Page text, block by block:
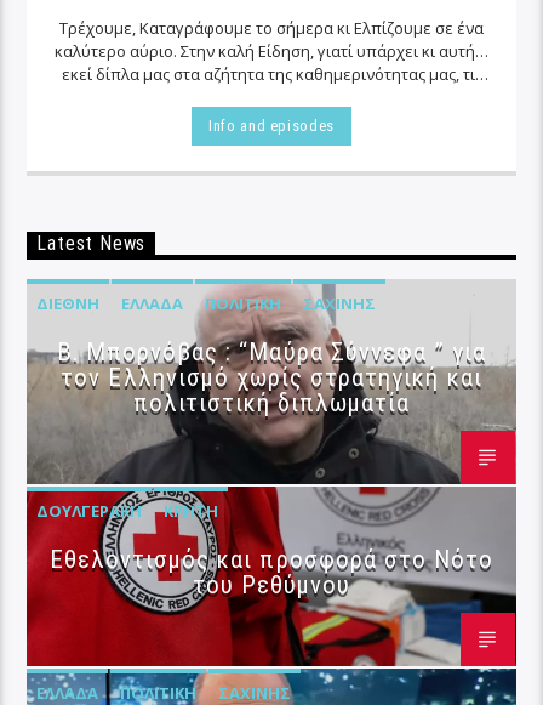
Τρέχουμε, Καταγράφουμε το σήμερα κι Ελπίζουμε σε ένα
καλύτερο αύριο. Στην καλή Είδηση, γιατί υπάρχει κι αυτή…
εκεί δίπλα μας στα αζήτητα της καθημερινότητας μας, τις
Info and episodes
Latest News
ΔΙΕΘΝΉ ΕΛΛΆΔΑ ΠΟΛΙΤΙΚΉ ΣΑΧΊΝΗΣ
B. Μπορνόβας : “Μαύρα Σύννεφα ” για
τον Ελληνισμό χωρίς στρατηγική και
πολιτιστική διπλωματία
ΔΟΥΛΓΕΡΆΚΗ ΚΡΉΤΗ
Εθελοντισμός και προσφορά στο Νότο
του Ρεθύμνου
ΕΛΛΆΔΑ ΠΟΛΙΤΙΚΉ ΣΑΧΊΝΗΣ